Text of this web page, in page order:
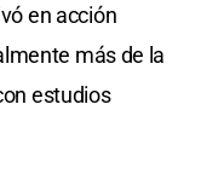
en acción
más de la
estudios